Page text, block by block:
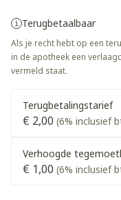
Terugbetaalbaar
Als je recht hebt op een
in de apotheek een
vermeld staat.
Terugbetalingstarief
€ 2,00 (6% inclusief
Verhoogde
€ 1,00 (6% inclusief